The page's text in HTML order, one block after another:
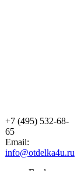
+7 (495) 532-68-
65
Email:
info@otdelka4u.ru